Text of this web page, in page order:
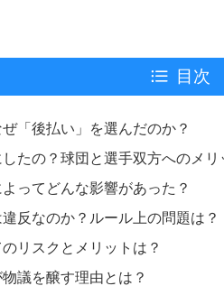
目次
「後払い」を選んだのか？
たの？球団と選手双方へのメリ
ってどんな影響があった？
反なのか？ルール上の問題は？
リスクとメリットは？
議を醸す理由とは？